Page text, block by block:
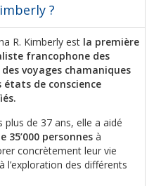
?
R. Kimberly est la première
francophone des
des voyages chamaniques
états de conscience
plus de 37 ans, elle a aidé
35’000 personnes à
concrètement leur vie
l’exploration des différents